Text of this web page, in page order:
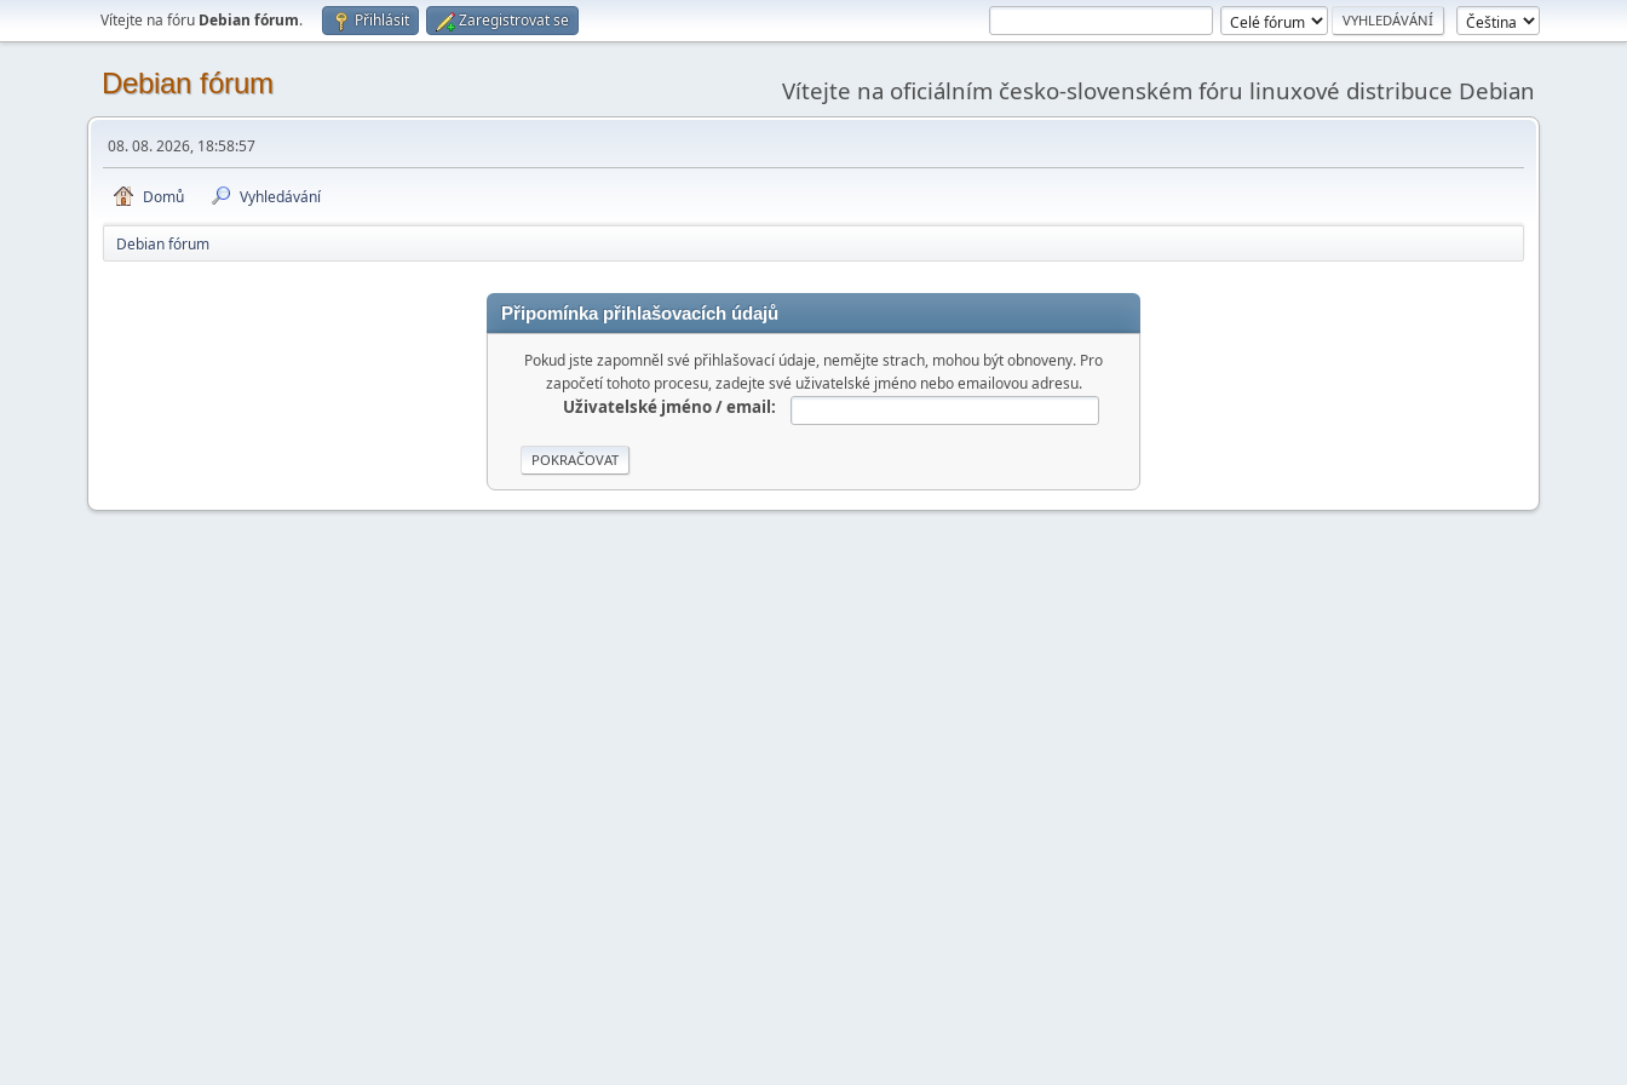
Vítejte na fóru Debian fórum. Přihlásit Zaregistrovat se
Debian fórum Vítejte na oficiálním česko-slovenském fóru linuxové distribuce Debian
08. 08. 2026, 18:58:57
Domů Vyhledávání
Debian fórum
Připomínka přihlašovacích údajů
Pokud jste zapomněl své přihlašovací údaje, nemějte strach, mohou být obnoveny. Pro
započetí tohoto procesu, zadejte své uživatelské jméno nebo emailovou adresu.
Uživatelské jméno / email: